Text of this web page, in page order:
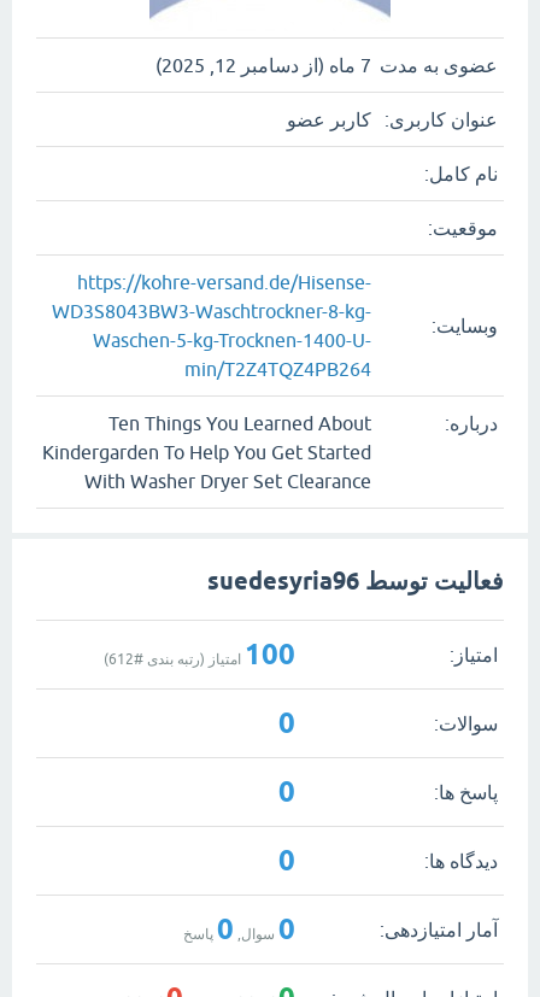
عضوی به مدت 7 ماه (از دسامبر 12, 2025)
عنوان کاربری: کاربر عضو
نام کامل:
موقعیت:
وبسایت:
https://kohre-versand.de/Hisense-
WD3S8043BW3-Waschtrockner-8-kg-
Waschen-5-kg-Trocknen-1400-U-
min/T2Z4TQZ4PB264
درباره:
Ten Things You Learned About
Kindergarden To Help You Get Started
With Washer Dryer Set Clearance
فعالیت توسط suedesyria96
امتیاز: 100 امتیاز (رتبه بندی #612
)
سوالات: 0
پاسخ ها: 0
دیدگاه ها: 0
آمار امتیازدهی: 0 سوال, 0 پاسخ